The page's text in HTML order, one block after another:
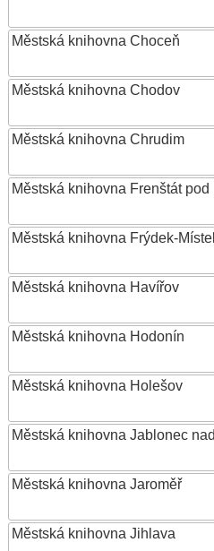
Městská knihovna Choceň
Městská knihovna Chodov
Městská knihovna Chrudim
Městská knihovna Frenštát
Městská knihovna Frýdek-
Městská knihovna Havířov
Městská knihovna Hodonín
Městská knihovna Holešov
Městská knihovna Jablonec
Městská knihovna Jaroměř
Městská knihovna Jihlava